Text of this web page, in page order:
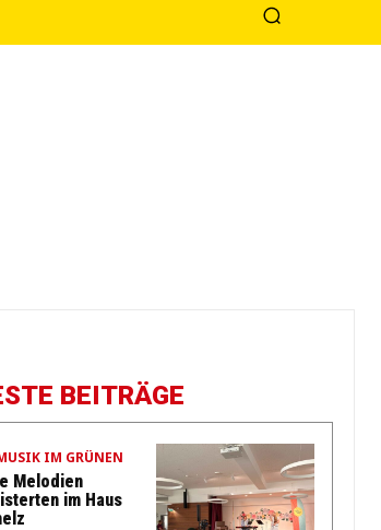
BEITRÄGE
IM GRÜNEN
Melodien
im Haus